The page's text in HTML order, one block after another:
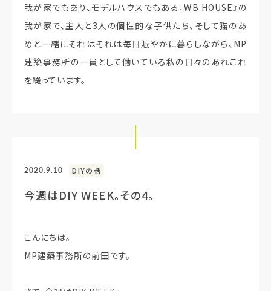
我が家でもあり、モデルハウスでもある『WB HOUSE』の
我が家で、主人と3人の個性的な子供たち、そして猫のあ
めと一緒にそれはそれは毎日賑やかに暮らしながら、MP
建築事務所の一員として働いている私の日々のあれこれ
を綴っています。
2020.9.10 DIYの話
今週はDIY WEEK。その4。
こんにちは。
MP建築事務所の前田です。